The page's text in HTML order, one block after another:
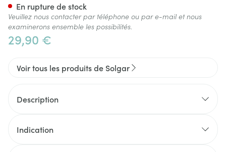
29,90 €
En rupture de stock
Veuillez nous contacter par téléphone ou par e-mail et nous
examinerons ensemble les possibilités.
Voir tous les produits de Solgar
Description
Indication